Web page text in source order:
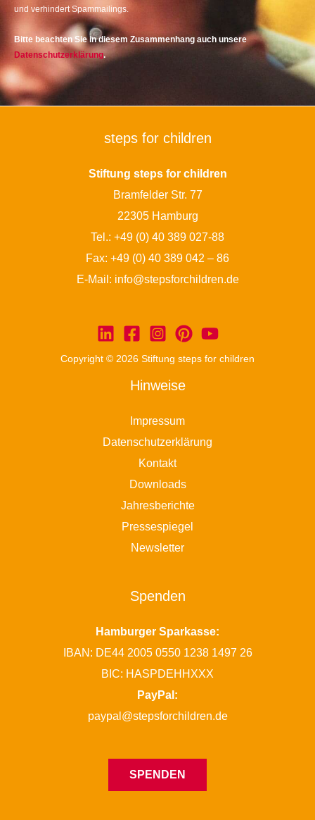
und verhindert Spammailings.
Bitte beachten Sie in diesem Zusammenhang auch unsere
Datenschutzerklärung.
steps for children
Stiftung steps for children
Bramfelder Str. 77
22305 Hamburg
Tel.: +49 (0) 40 389 027-88
Fax: +49 (0) 40 389 042 – 86
E-Mail: info@stepsforchildren.de
Copyright © 2026 Stiftung steps for children
Hinweise
Impressum
Datenschutzerklärung
Kontakt
Downloads
Jahresberichte
Pressespiegel
Newsletter
Spenden
Hamburger Sparkasse:
IBAN: DE44 2005 0550 1238 1497 26
BIC: HASPDEHHXXX
PayPal:
paypal@stepsforchildren.de
SPENDEN